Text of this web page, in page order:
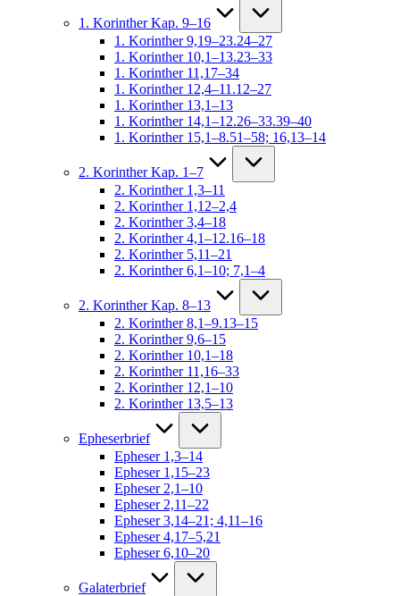
1. Korinther Kap. 9–16
1. Korinther 9,19–23.24–27
1. Korinther 10,1–13.23–33
1. Korinther 11,17–34
1. Korinther 12,4–11.12–27
1. Korinther 13,1–13
1. Korinther 14,1–12.26–33.39–40
1. Korinther 15,1–8.51–58; 16,13–14
2. Korinther Kap. 1–7
2. Korinther 1,3–11
2. Korinther 1,12–2,4
2. Korinther 3,4–18
2. Korinther 4,1–12.16–18
2. Korinther 5,11–21
2. Korinther 6,1–10; 7,1–4
2. Korinther Kap. 8–13
2. Korinther 8,1–9.13–15
2. Korinther 9,6–15
2. Korinther 10,1–18
2. Korinther 11,16–33
2. Korinther 12,1–10
2. Korinther 13,5–13
Epheserbrief
Epheser 1,3–14
Epheser 1,15–23
Epheser 2,1–10
Epheser 2,11–22
Epheser 3,14–21; 4,11–16
Epheser 4,17–5,21
Epheser 6,10–20
Galaterbrief